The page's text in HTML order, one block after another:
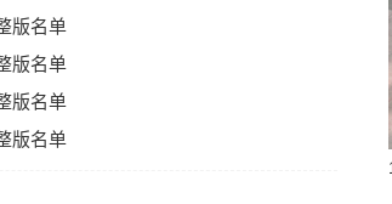
版名单
版名单
版名单
版名单